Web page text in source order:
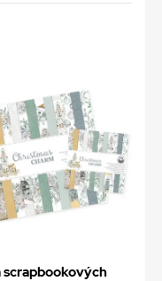
scrapbookových